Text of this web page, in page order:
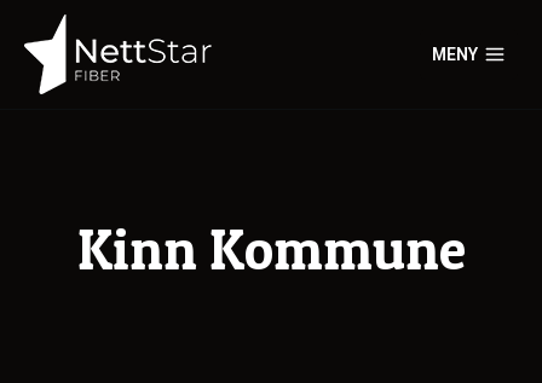
content
MENY
Kinn Kommune